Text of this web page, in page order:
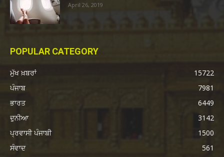
April 26, 2019
POPULAR CATEGORY
ਮੁੱਖ ਖ਼ਬਰਾਂ
15722
ਪੰਜਾਬ
7981
ਭਾਰਤ
6449
ਦੁਨੀਆ
3142
ਪ੍ਰਵਾਸੀ ਪੰਜਾਬੀ
1500
ਸੰਵਾਦ
561